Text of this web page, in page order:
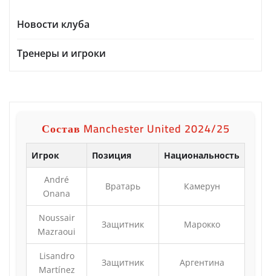
Новости клуба
Тренеры и игроки
Состав Manchester United 2024/25
Игрок Позиция Национальность
André
Onana
Вратарь Камерун
Noussair
Mazraoui
Защитник Марокко
Lisandro
Martínez
Защитник Аргентина